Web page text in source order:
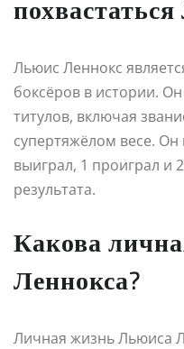
Льюис Леннокс
боксёров в истории.
титулов, включая
супертяжёлом весе. Он
выиграл, 1 проиграл и
результата.
Какова
Леннокса?
Личная жизнь Льюиса